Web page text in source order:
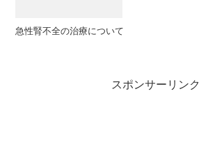
急性腎不全の治療について
スポンサーリンク